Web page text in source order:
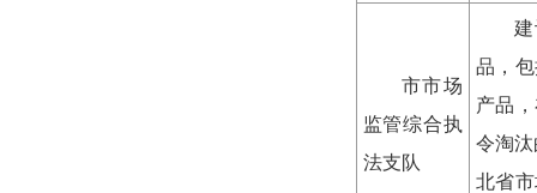
市市场
监管综合执
法支队
品，
产品
令淘
北省